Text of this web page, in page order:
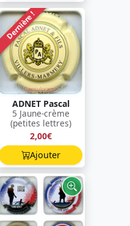
Dernière !
ADNET Pascal
5 Jaune-crème
(petites lettres)
2,00€
Ajouter